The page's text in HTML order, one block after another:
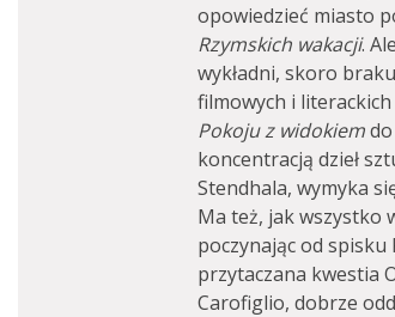
opowiedzieć miasto
Rzymskich wakacji.
wykładni, skoro
filmowych i
Pokoju z widokiemdo
koncentracją dzieł
Stendhala, wymyka
Ma też, jak wszystko
poczynając od
przytaczana kwestia
Carofiglio, dobrze